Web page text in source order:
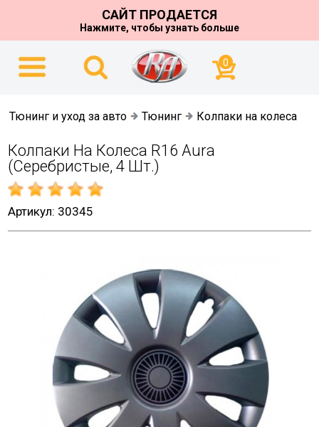
САЙТ ПРОДАЕТСЯ
Нажмите, чтобы узнать больше
0
Тюнинг и уход за авто Тюнинг Колпаки на колеса
Колпаки На Колеса R16 Aura
(серебристые, 4 Шт.)
Артикул: 30345